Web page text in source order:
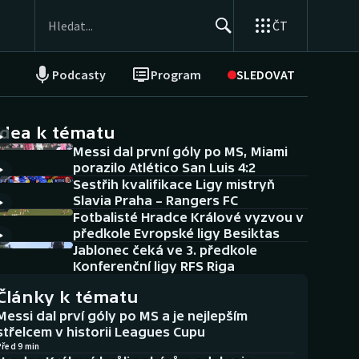
ČT
Podcasty Program SLEDOVAT
NEPŘEHLÉDNĚTE
Historické návraty
Aplikace ČT sport
AZ kvíz
k tématu
Messi dal první góly po MS, Miami
porazilo Atlético San Luis 4:2
Sestřih kvalifikace Ligy mistryň
Slavia Praha – Rangers FC
Fotbalisté Hradce Králové vyzvou v
předkole Evropské ligy Besiktas
Jablonec čeká ve 3. předkole
Konferenční ligy RFS Riga
k tématu
dal prví góly po MS a je nejlepším
v historii Leagues Cupu
9 min